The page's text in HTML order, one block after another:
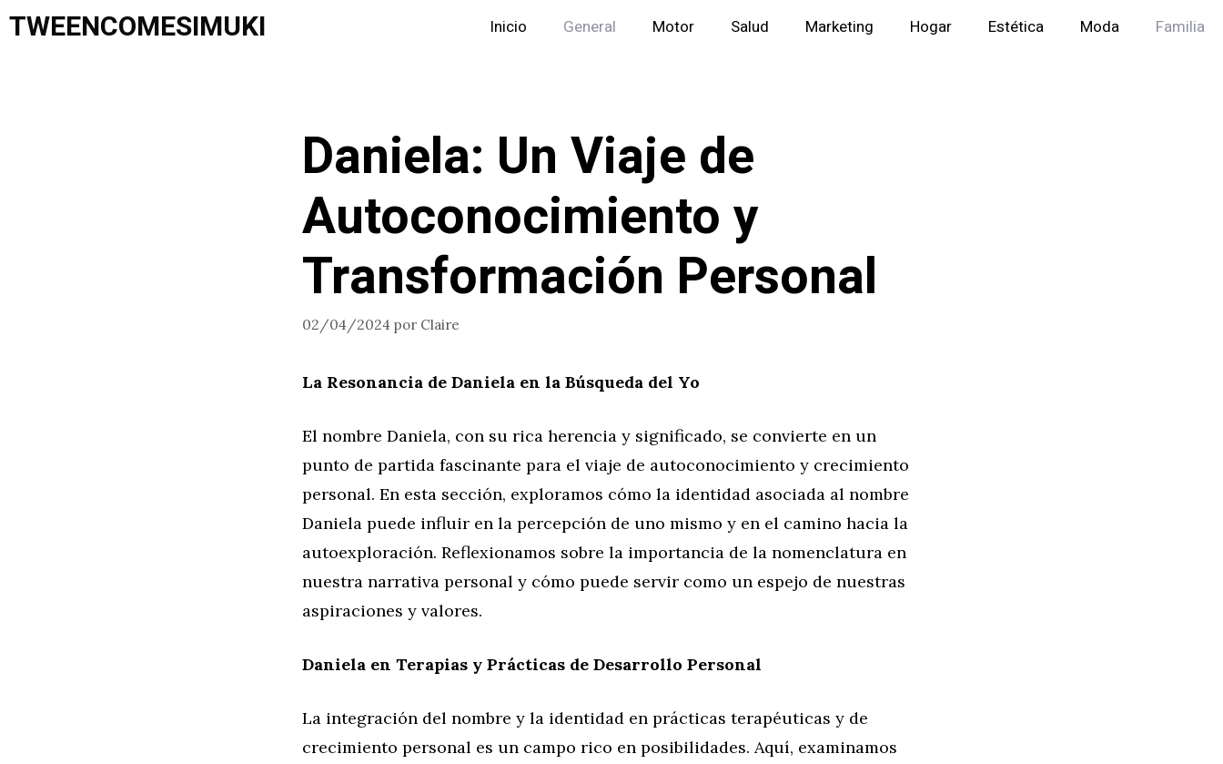
Saltar
TWEENCOMESIMUKI Inicio General Motor Salud Marketing Hogar Estética Moda Familia
Daniela: Un Viaje de
Autoconocimiento y
Transformación Personal
02/04/2024 por Claire
La Resonancia de Daniela en la Búsqueda del Yo
El nombre Daniela, con su rica herencia y significado, se convierte en un
punto de partida fascinante para el viaje de autoconocimiento y crecimiento
personal. En esta sección, exploramos cómo la identidad asociada al nombre
Daniela puede influir en la percepción de uno mismo y en el camino hacia la
autoexploración. Reflexionamos sobre la importancia de la nomenclatura en
nuestra narrativa personal y cómo puede servir como un espejo de nuestras
aspiraciones y valores.
Daniela en Terapias y Prácticas de Desarrollo Personal
La integración del nombre y la identidad en prácticas terapéuticas y de
crecimiento personal es un campo rico en posibilidades. Aquí, examinamos